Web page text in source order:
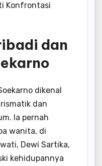
Konfrontasi
dan
dikenal
dan
Ia pernah
wanita, di
Dewi Sartika,
kehidupannya